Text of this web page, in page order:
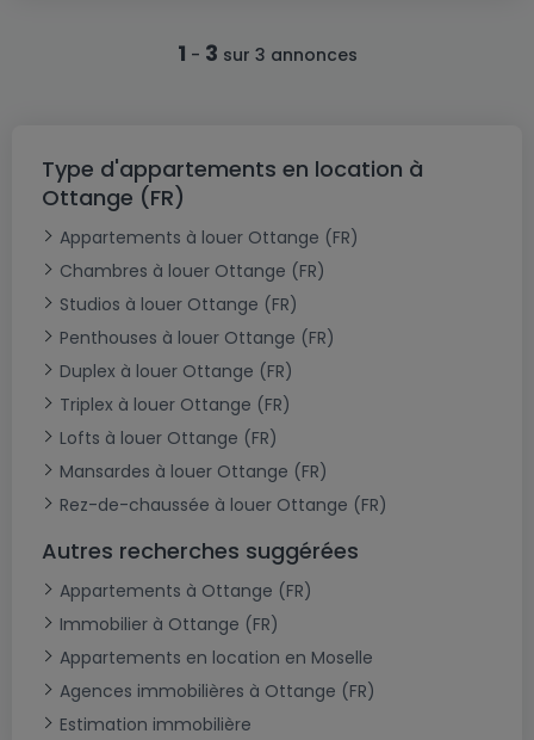
1 - 3 sur 3 annonces
Type d'appartements en location à
Ottange (FR)
Appartements à louer Ottange (FR)
Chambres à louer Ottange (FR)
Studios à louer Ottange (FR)
Penthouses à louer Ottange (FR)
Duplex à louer Ottange (FR)
Triplex à louer Ottange (FR)
Lofts à louer Ottange (FR)
Mansardes à louer Ottange (FR)
Rez-de-chaussée à louer Ottange (FR)
Autres recherches suggérées
Appartements à Ottange (FR)
Immobilier à Ottange (FR)
Appartements en location en Moselle
Agences immobilières à Ottange (FR)
Estimation immobilière